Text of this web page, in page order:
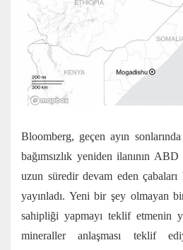
Bloomberg, geçen ayın
bağımsızlık yeniden ilanının ABD
uzun süredir devam eden
yayınladı. Yeni bir şey olmayan
sahipliği yapmayı teklif etmenin
mineraller anlaşması teklif